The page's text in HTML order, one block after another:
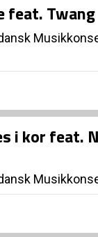
feat. Twang
i kor feat.